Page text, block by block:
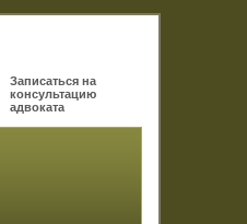
Записаться на
консультацию
адвоката